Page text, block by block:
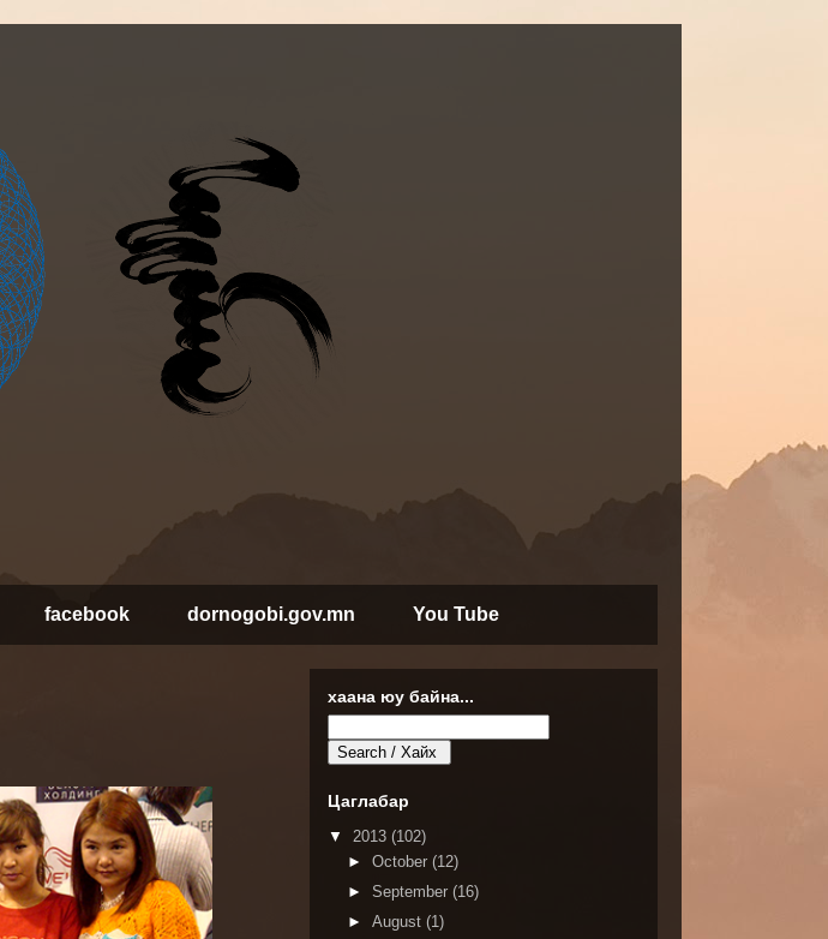
facebook dornogobi.gov.mn You Tube
хаана юу байна...
Цаглабар
▼ 2013 (102)
► October (12)
► September (16)
► August (1)